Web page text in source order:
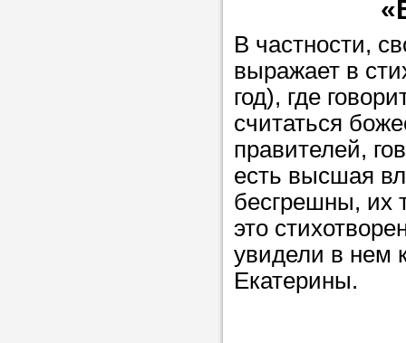
В частности,
выражает в
год), где
считаться
правителей,
есть высшая
бесгрешны, их
это
увидели в нем
Екатерины.